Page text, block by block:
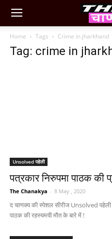
Home Tags Crime in jharkhand
Tag: crime in
Unsolved पहेली
पत्रकार निरुपमा पाठक की
The Chanakya - 8 May , 2020
द चाणक्य की स्पेशल सीरीज Unsolved
पाठक की रहस्यमयी मौत के बारे में !